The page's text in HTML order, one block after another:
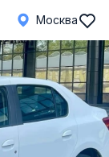
Москва